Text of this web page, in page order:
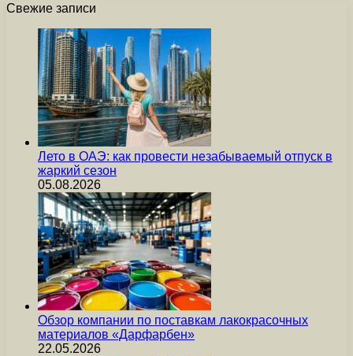
Свежие записи
Лето в ОАЭ: как провести незабываемый отпуск в
жаркий сезон
05.08.2026
Обзор компании по поставкам лакокрасочных
материалов «Дарфарбен»
22.05.2026